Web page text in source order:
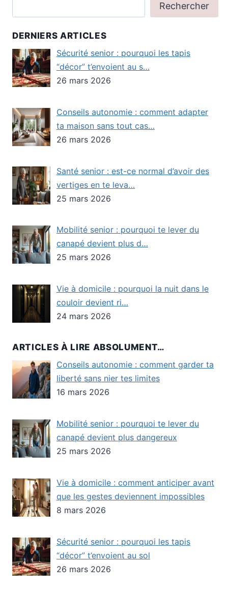
Rechercher
DERNIERS ARTICLES
Sécurité senior : pourquoi les tapis
“décor” t’envoient au s…
26 mars 2026
Conseils autonomie : comment adapter
ta maison sans tout cas…
26 mars 2026
Santé senior : est-ce normal d’avoir des
vertiges en te leva…
25 mars 2026
Mobilité senior : pourquoi te lever du
canapé devient plus d…
25 mars 2026
Vie à domicile : pourquoi la nuit dans le
couloir devient ri…
24 mars 2026
ARTICLES À LIRE ABSOLUMENT…
Conseils autonomie : comment garder ta
liberté sans nier tes limites
16 mars 2026
Mobilité senior : pourquoi te lever du
canapé devient plus dangereux
25 mars 2026
Vie à domicile : comment anticiper avant
que les gestes deviennent impossibles
8 mars 2026
Sécurité senior : pourquoi les tapis
“décor” t’envoient au sol
26 mars 2026